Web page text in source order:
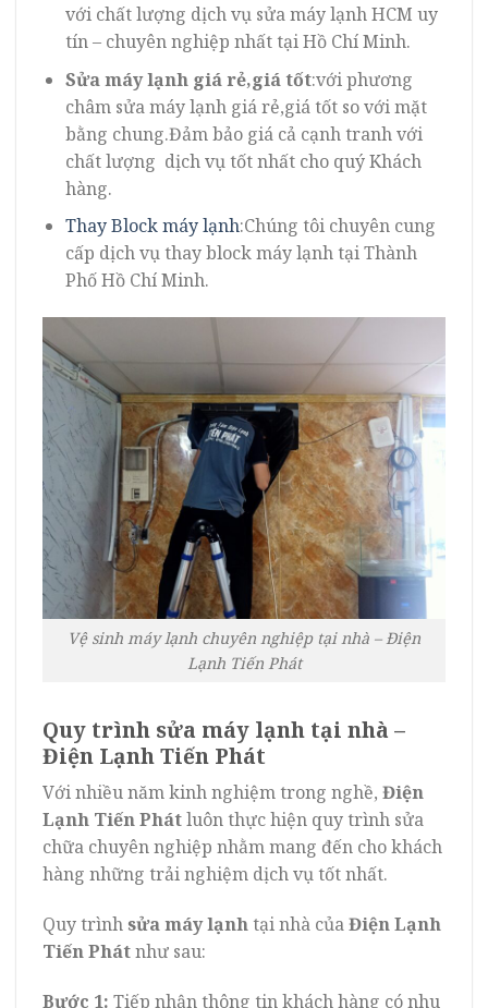
với chất lượng dịch vụ sửa máy lạnh HCM uy
tín – chuyên nghiệp nhất tại Hồ Chí Minh.
Sửa máy lạnh giá rẻ,giá tốt:với phương
châm sửa máy lạnh giá rẻ,giá tốt so với mặt
bằng chung.Đảm bảo giá cả cạnh tranh với
chất lượng dịch vụ tốt nhất cho quý Khách
hàng.
Thay Block máy lạnh:Chúng tôi chuyên cung
cấp dịch vụ thay block máy lạnh tại Thành
Phố Hồ Chí Minh.
Vệ sinh máy lạnh chuyên nghiệp tại nhà – Điện
Lạnh Tiến Phát
Quy trình sửa máy lạnh tại nhà –
Điện Lạnh Tiến Phát
Với nhiều năm kinh nghiệm trong nghề, Điện
Lạnh Tiến Phátluôn thực hiện quy trình sửa
chữa chuyên nghiệp nhằm mang đến cho khách
hàng những trải nghiệm dịch vụ tốt nhất.
Quy trình sửa máy lạnhtại nhà củaĐiện Lạnh
Tiến Phátnhư sau:
Bước 1: Tiếp nhận thông tin khách hàng có nhu